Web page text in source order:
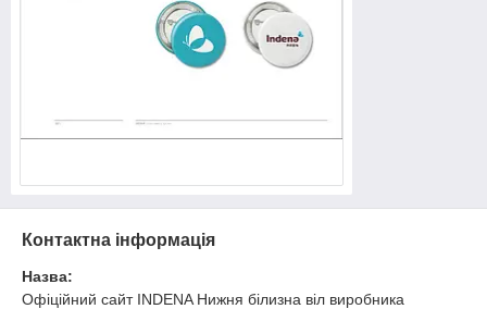
Контактна інформація
Назва:
Офіційний сайт INDENA Нижня білизна віл виробника